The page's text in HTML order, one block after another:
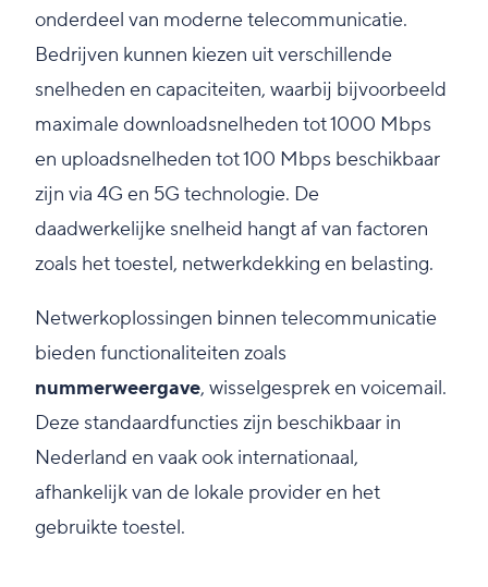
onderdeel van moderne telecommunicatie.
Bedrijven kunnen kiezen uit verschillende
snelheden en capaciteiten, waarbij bijvoorbeeld
maximale downloadsnelheden tot 1000 Mbps
en uploadsnelheden tot 100 Mbps beschikbaar
zijn via 4G en 5G technologie. De
daadwerkelijke snelheid hangt af van factoren
zoals het toestel, netwerkdekking en belasting.
Netwerkoplossingen binnen telecommunicatie
bieden functionaliteiten zoals
nummerweergave, wisselgesprek en voicemail.
Deze standaardfuncties zijn beschikbaar in
Nederland en vaak ook internationaal,
afhankelijk van de lokale provider en het
gebruikte toestel.